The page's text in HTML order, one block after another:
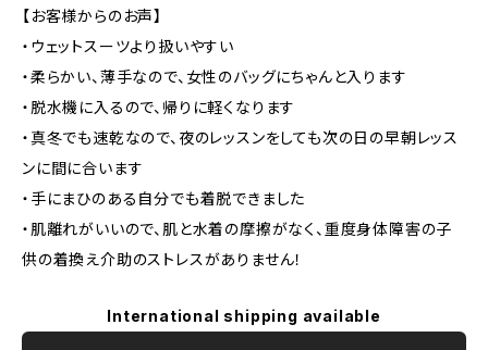
【お客様からのお声】
・ウェットスーツより扱いやすい
・柔らかい、薄手なので、女性のバッグにちゃんと入ります
・脱水機に入るので、帰りに軽くなります
・真冬でも速乾なので、夜のレッスンをしても次の日の早朝レッス
ンに間に合います
・手にまひのある自分でも着脱できました
・肌離れがいいので、肌と水着の摩擦がなく、重度身体障害の子
供の着換え介助のストレスがありません！
International shipping available